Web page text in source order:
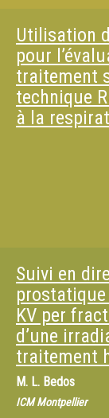
Utilisation
pour
traitement
technique
à la
Suivi en
KV per
d’une
traitement
M. L. Bedos
ICM Montpellier